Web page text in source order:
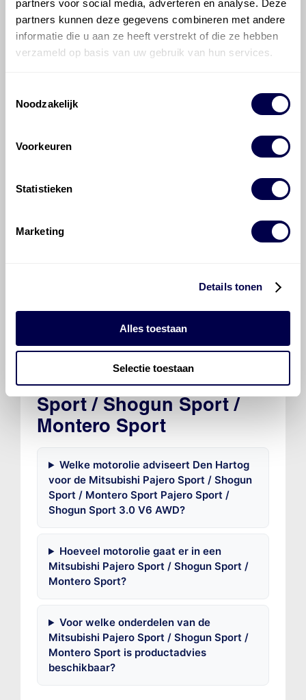
partners voor social media, adverteren en analyse. Deze
partners kunnen deze gegevens combineren met andere
informatie die u aan ze heeft verstrekt of die ze hebben
verzameld op basis van uw gebruik van hun services.
Noodzakelijk
Voorkeuren
Statistieken
Marketing
Details tonen
Alles toestaan
Selectie toestaan
Mobil 75W90 Multi-Vehicle
Veelgestelde vragen over
de Mitsubishi Pajero
Sport / Shogun Sport /
Montero Sport
Welke motorolie adviseert Den Hartog
voor de Mitsubishi Pajero Sport / Shogun
Sport / Montero Sport Pajero Sport /
Shogun Sport 3.0 V6 AWD?
Hoeveel motorolie gaat er in een
Mitsubishi Pajero Sport / Shogun Sport /
Montero Sport?
Voor welke onderdelen van de
Mitsubishi Pajero Sport / Shogun Sport /
Montero Sport is productadvies
beschikbaar?